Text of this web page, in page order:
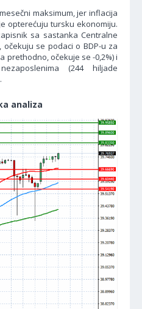
maksimum, jer inflacija
opterećuju tursku ekonomiju.
sa sastanka Centralne
očekuju se podaci o BDP-u za
prethodno, očekuje se -0,2%) i
(244 hiljade
analiza